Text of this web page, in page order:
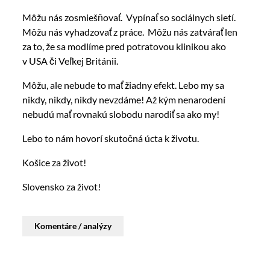
Môžu nás zosmiešňovať. Vypínať so sociálnych sietí.
Môžu nás vyhadzovať z práce. Môžu nás zatvárať len
za to, že sa modlíme pred potratovou klinikou ako
v USA či Veľkej Británii.
Môžu, ale nebude to mať žiadny efekt. Lebo my sa
nikdy, nikdy, nikdy nevzdáme! Až kým nenarodení
nebudú mať rovnakú slobodu narodiť sa ako my!
Lebo to nám hovorí skutočná úcta k životu.
Košice za život!
Slovensko za život!
Komentáre / analýzy